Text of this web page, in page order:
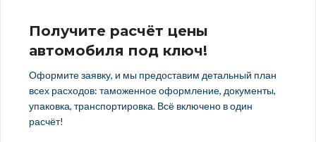
Получите расчёт цены
автомобиля под ключ!
Оформите заявку, и мы предоставим детальный план
всех расходов: таможенное оформление, документы,
упаковка, транспортировка. Всё включено в один
расчёт!